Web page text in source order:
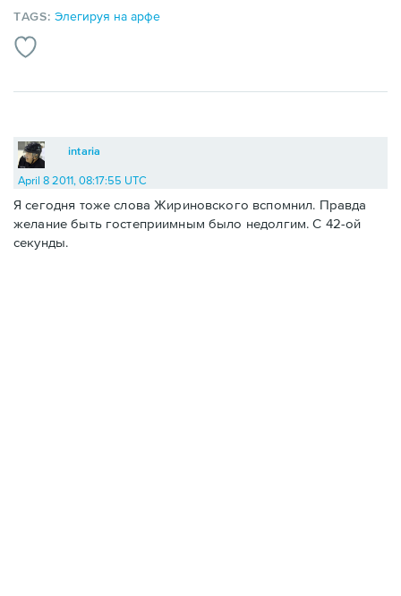
TAGS:Элегируя на арфе
intaria
April 8 2011, 08:17:55 UTC
Я сегодня тоже слова Жириновского вспомнил. Правда
желание быть гостеприимным было недолгим. С 42-ой
секунды.